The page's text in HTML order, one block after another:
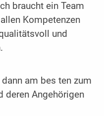
braucht ein Team
Kompetenzen
und
dann am bes ten zum
deren Angehörigen